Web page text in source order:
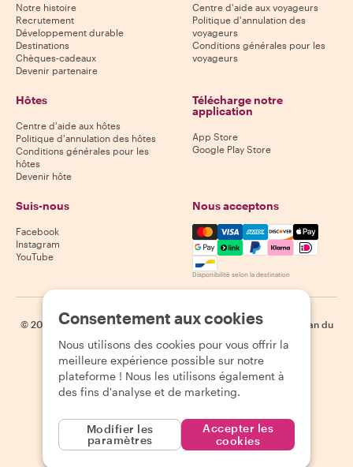
Notre histoire
Recrutement
Développement durable
Destinations
Chèques-cadeaux
Devenir partenaire
Centre d'aide aux voyageurs
Politique d'annulation des
voyageurs
Conditions générales pour les
voyageurs
Hôtes
Centre d'aide aux hôtes
Politique d'annulation des hôtes
Conditions générales pour les
hôtes
Devenir hôte
Télécharge notre
application
App Store
Google Play Store
Suis-nous
Facebook
Instagram
YouTube
Nous acceptons
Mastercard, Visa, Amex,
Disponibilité selon la destination
© 2026 Withlocals.com | Politique de confidentialité | Cookies
Plan du
site
Consentement aux cookies
Nous utilisons des cookies pour vous offrir la
meilleure expérience possible sur notre
plateforme ! Nous les utilisons également à
des fins d'analyse et de marketing.
Modifier les
paramètres
Accepter les
cookies